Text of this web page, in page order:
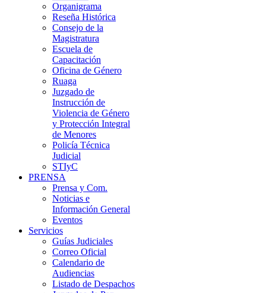
Organigrama
Reseña Histórica
Consejo de la
Magistratura
Escuela de
Capacitación
Oficina de Género
Ruaga
Juzgado de
Instrucción de
Violencia de Género
y Protección Integral
de Menores
Policía Técnica
Judicial
STIyC
PRENSA
Prensa y Com.
Noticias e
Información General
Eventos
Servicios
Guías Judiciales
Correo Oficial
Calendario de
Audiencias
Listado de Despachos